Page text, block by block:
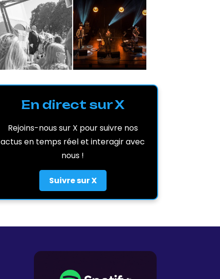
En direct sur X
Rejoins-nous sur X pour suivre nos
actus en temps réel et interagir avec
nous !
Suivre sur X